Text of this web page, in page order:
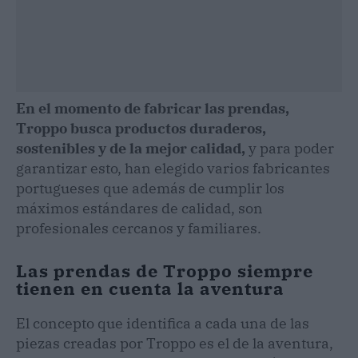
En el momento de fabricar las prendas,
Troppo busca productos duraderos,
sostenibles y de la mejor calidad, y para poder
garantizar esto, han elegido varios fabricantes
portugueses que además de cumplir los
máximos estándares de calidad, son
profesionales cercanos y familiares.​
Las prendas de Troppo siempre
tienen en cuenta la aventura
El concepto que identifica a cada una de las
piezas creadas por Troppo es el de la aventura,